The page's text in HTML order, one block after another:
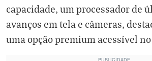
capacidade, um processador de
avanços em tela e câmeras,
uma opção premium acessível